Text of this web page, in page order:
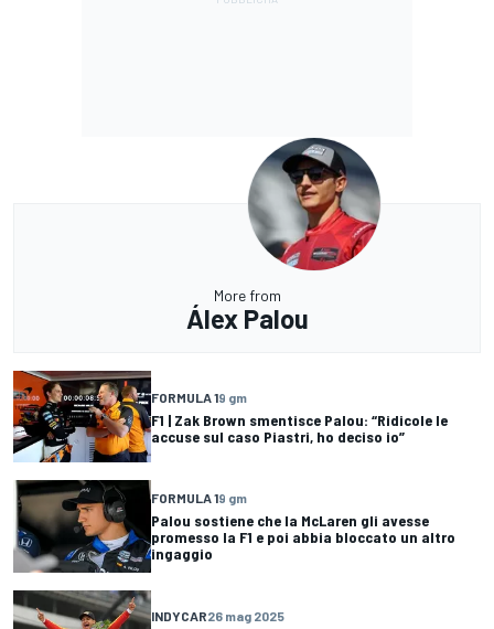
More from
Álex Palou
FORMULA 19 gm
F1 | Zak Brown smentisce Palou: “Ridicole le
accuse sul caso Piastri, ho deciso io”
FORMULA 19 gm
Palou sostiene che la McLaren gli avesse
promesso la F1 e poi abbia bloccato un altro
ingaggio
INDYCAR26 mag 2025